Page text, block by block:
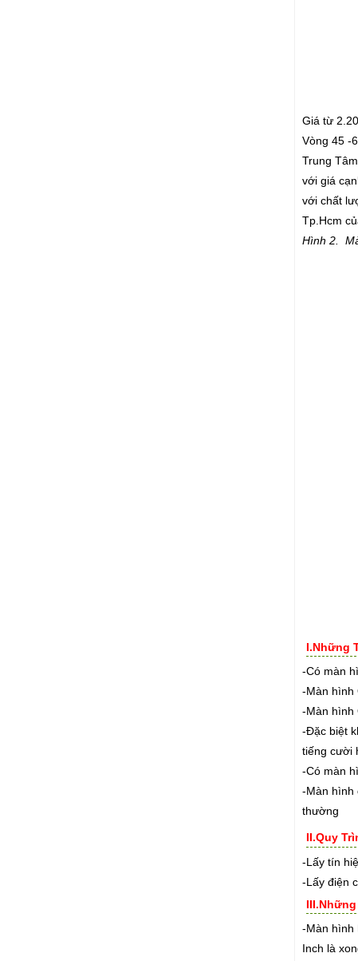
Giá từ
Vòng 45 -
Trung
với giá
với chất
Tp.Hcm
Hình 2.
I.Những
-Có màn
-Màn hình
-Màn hình
-Đặc biệt
tiếng cười
-Có màn
-Màn hình
thường
II.Quy
-Lấy tín
-Lấy điện
-Màn hình
Inch là